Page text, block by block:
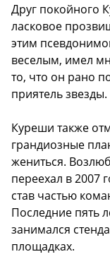
Друг покойного
ласковое
этим
веселым, имел
то, что он рано
приятель звезды.
Куреши также
грандиозные
жениться.
переехал в 2007
став частью
Последние пять
занимался
площадках.